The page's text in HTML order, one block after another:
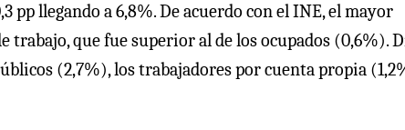
pp llegando a 6,8%. De acuerdo con el INE, el mayor
trabajo, que fue superior al de los ocupados (0,6%).
(2,7%), los trabajadores por cuenta propia